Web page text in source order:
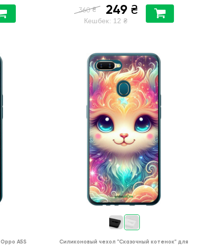
360 ₴ 249 ₴
Кешбек: 12 ₴
Oppo A5S Силиконовый чехол "Сказочный котенок" для